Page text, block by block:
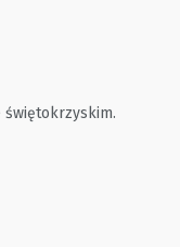
świętokrzyskim.